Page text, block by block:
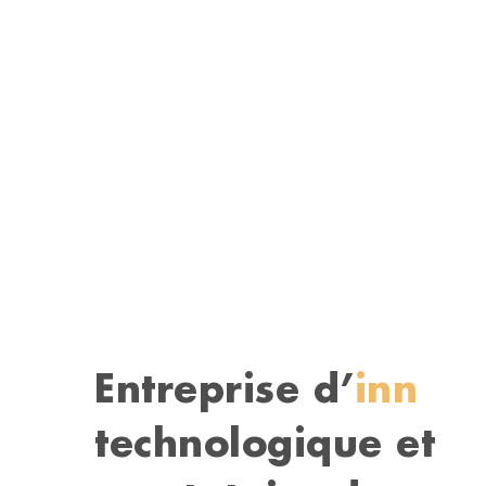
Entreprise d’
technologique et